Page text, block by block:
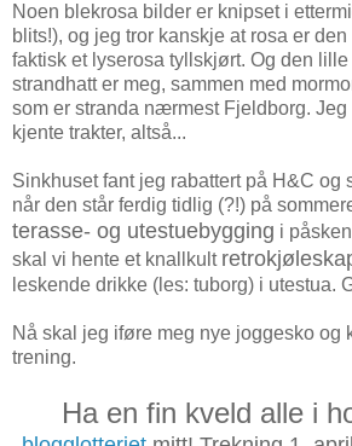
Noen blekrosa bilder er knipset i
blits!), og jeg tror kanskje at rosa er
faktisk et lyserosa tyllskjørt. Og den
strandhatt er meg, sammen med
som er stranda nærmest Fjeldborg. Jeg
kjente trakter, altså...
Sinkhuset fant jeg rabattert på H&C og
når den står ferdig tidlig (?!) på
terasse- og utestuebygging i
skal vi hente et knallkult
leskende drikke (les: tuborg) i utestua.
Nå skal jeg iføre meg nye joggesko og
trening.
Ha en fin kveld alle i